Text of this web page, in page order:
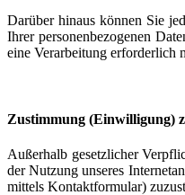
Darüber hinaus können Sie
Ihrer personenbezogenen
eine Verarbeitung erforderlich
Zustimmung (Einwilligung)
Außerhalb gesetzlicher
der Nutzung unseres
mittels Kontaktformular)